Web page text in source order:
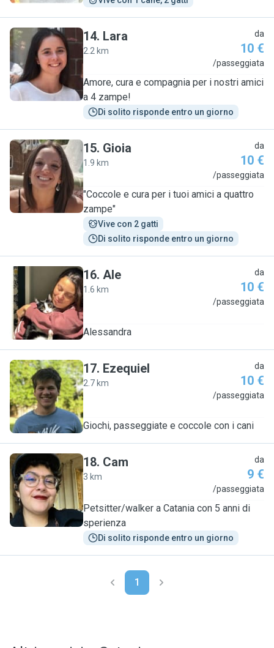
L
14. Lara
2.2 km
da
10 €
/passeggiata
Amore, cura e compagnia per i nostri amici
a 4 zampe!
Di solito risponde entro un giorno
G
15. Gioia
1.9 km
da
10 €
/passeggiata
"Coccole e cura per i tuoi amici a quattro
zampe"
Vive con 2 gatti
Di solito risponde entro un giorno
A
16. Ale
1.6 km
da
10 €
/passeggiata
Alessandra
E
17. Ezequiel
2.7 km
da
10 €
/passeggiata
Giochi, passeggiate e coccole con i cani
C
18. Cam
3 km
da
9 €
/passeggiata
Petsitter/walker a Catania con 5 anni di
sperienza
Di solito risponde entro un giorno
1